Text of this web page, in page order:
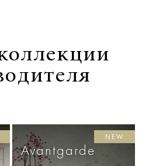
Avantgarde
NEW